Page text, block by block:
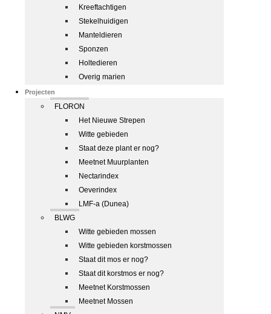
Kreeftachtigen
Stekelhuidigen
Manteldieren
Sponzen
Holtedieren
Overig marien
Projecten
FLORON
Het Nieuwe Strepen
Witte gebieden
Staat deze plant er nog?
Meetnet Muurplanten
Nectarindex
Oeverindex
LMF-a (Dunea)
BLWG
Witte gebieden mossen
Witte gebieden korstmossen
Staat dit mos er nog?
Staat dit korstmos er nog?
Meetnet Korstmossen
Meetnet Mossen